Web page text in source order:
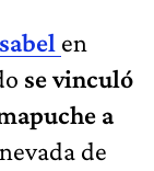
en
se vinculó
a
de